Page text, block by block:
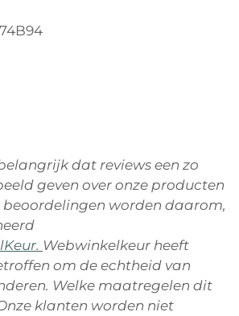
dat reviews een zo
geven over onze producten
beoordelingen worden daarom,
Webwinkelkeur heeft
om de echtheid van
Welke maatregelen dit
klanten worden niet